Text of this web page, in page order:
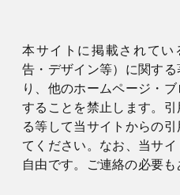
本サイトに掲載されて
告・デザイン等）に関す
り、他のホームページ・
することを禁止します。
る等して当サイトからの
てください。なお、当サ
自由です。ご連絡の必要も